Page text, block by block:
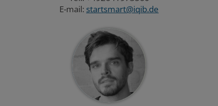
E-mail: startsmart@iqib.de